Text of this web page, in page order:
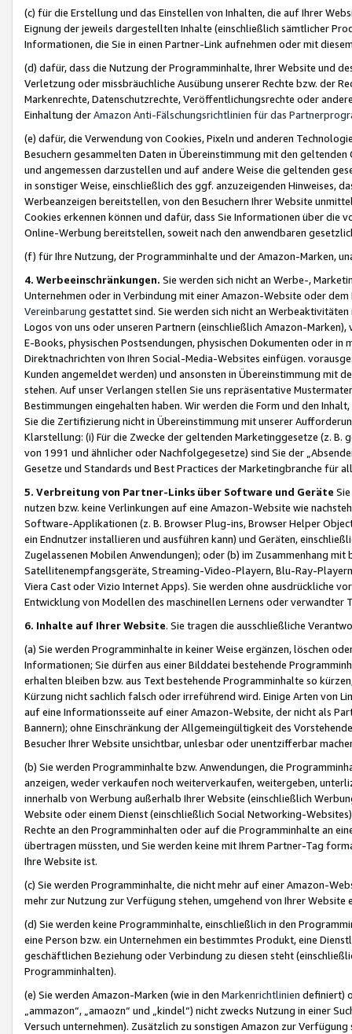
(c) für die Erstellung und das Einstellen von Inhalten, die auf Ihrer
Eignung der jeweils dargestellten Inhalte (einschließlich sämtlicher
Informationen, die Sie in einen Partner-Link aufnehmen oder mit
(d) dafür, dass die Nutzung der Programminhalte, Ihrer Website und
Verletzung oder missbräuchliche Ausübung unserer Rechte bzw. der
Markenrechte, Datenschutzrechte, Veröffentlichungsrechte oder
Einhaltung derAmazon Anti-Fälschungsrichtlinien für das
(e) dafür, die Verwendung von Cookies, Pixeln und anderen
Besuchern gesammelten Daten in Übereinstimmung mit den
und angemessen darzustellen und auf andere Weise die geltenden
in sonstiger Weise, einschließlich des ggf. anzuzeigenden Hinweises,
Werbeanzeigen bereitstellen, von den Besuchern Ihrer Website
Cookies erkennen können und dafür, dass Sie Informationen über die
Online-Werbung bereitstellen, soweit nach den anwendbaren
(f) für Ihre Nutzung, der Programminhalte und der Amazon-Marken,
4. Werbeeinschränkungen. Sie werden sich nicht an Werbe-,
Unternehmen oder in Verbindung mit einer Amazon-Website oder
Vereinbarung gestattet sind. Sie werden sich nicht an
Logos von uns oder unseren Partnern (einschließlich Amazon-
E-Books, physischen Postsendungen, physischen Dokumenten oder in
Direktnachrichten von Ihren Social-Media-Websites einfügen.
Kunden angemeldet werden) und ansonsten in Übereinstimmung mit
stehen. Auf unser Verlangen stellen Sie uns repräsentative
Bestimmungen eingehalten haben. Wir werden die Form und den
Sie die Zertifizierung nicht in Übereinstimmung mit unserer
Klarstellung: (i) Für die Zwecke der geltenden Marketinggesetze (z. B.
von 1991 und ähnlicher oder Nachfolgegesetze) sind Sie der
Gesetze und Standards und Best Practices der Marketingbranche für
5. Verbreitung von Partner-Links über Software und Geräte
nutzen bzw. keine Verlinkungen auf eine Amazon-Website wie
Software-Applikationen (z. B. Browser Plug-ins, Browser Helper
ein Endnutzer installieren und ausführen kann) und Geräten,
Zugelassenen Mobilen Anwendungen); oder (b) im Zusammenhang
Satellitenempfangsgeräte, Streaming-Video-Playern, Blu-Ray-
Viera Cast oder Vizio Internet Apps). Sie werden ohne ausdrückliche
Entwicklung von Modellen des maschinellen Lernens oder
6. Inhalte auf Ihrer Website. Sie tragen die ausschließliche
(a) Sie werden Programminhalte in keiner Weise ergänzen, löschen
Informationen; Sie dürfen aus einer Bilddatei bestehende
erhalten bleiben bzw. aus Text bestehende Programminhalte so
Kürzung nicht sachlich falsch oder irreführend wird. Einige Arten von
auf eine Informationsseite auf einer Amazon-Website, der nicht als
Bannern); ohne Einschränkung der Allgemeingültigkeit des
Besucher Ihrer Website unsichtbar, unlesbar oder unentzifferbar
(b) Sie werden Programminhalte bzw. Anwendungen, die
anzeigen, weder verkaufen noch weiterverkaufen, weitergeben,
innerhalb von Werbung außerhalb Ihrer Website (einschließlich
Website oder einem Dienst (einschließlich Social Networking-
Rechte an den Programminhalten oder auf die Programminhalte an
übertragen müssten, und Sie werden keine mit Ihrem Partner-Tag
Ihre Website ist.
(c) Sie werden Programminhalte, die nicht mehr auf einer Amazon-
mehr zur Nutzung zur Verfügung stehen, umgehend von Ihrer
(d) Sie werden keine Programminhalte, einschließlich in den
eine Person bzw. ein Unternehmen ein bestimmtes Produkt, eine
geschäftlichen Beziehung oder Verbindung zu diesen steht
Programminhalten).
(e) Sie werden Amazon-Marken (wie in den Markenrichtlinien definiert)
„ammazon“, „amaozn“ und „kindel“) nicht zwecks Nutzung in einer
Versuch unternehmen). Zusätzlich zu sonstigen Amazon zur